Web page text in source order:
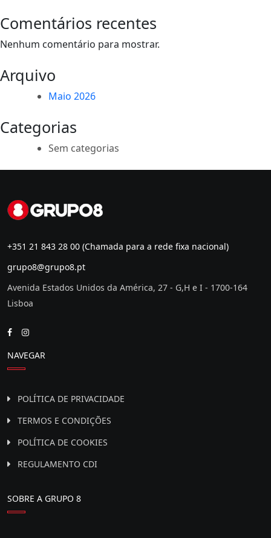
Comentários recentes
Nenhum comentário para mostrar.
Arquivo
Maio 2026
Categorias
Sem categorias
+351 21 843 28 00 (Chamada para a rede fixa nacional)
grupo8@grupo8.pt
Avenida Estados Unidos da América, 27 - G,H e I - 1700-164
Lisboa
NAVEGAR
POLÍTICA DE PRIVACIDADE
TERMOS E CONDIÇÕES
POLÍTICA DE COOKIES
REGULAMENTO CDI
SOBRE A GRUPO 8